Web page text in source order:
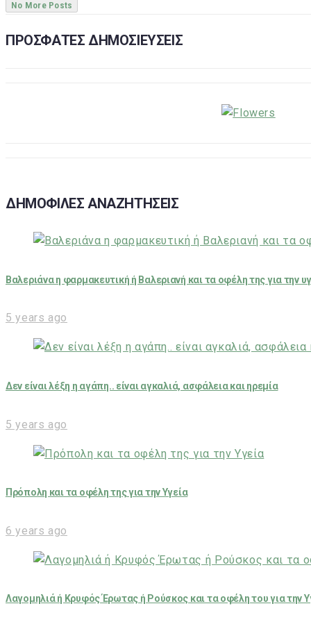
No More Posts
ΠΡΟΣΦΑΤΕΣ ΔΗΜΟΣΙΕΥΣΕΙΣ
ΔΗΜΟΦΙΛΕΣ ΑΝΑΖΗΤΗΣΕΙΣ
Βαλεριάνα η φαρμακευτική ή Βαλεριανή και τα οφέλη της για την
5 years ago
Δεν είναι λέξη η αγάπη.. είναι αγκαλιά, ασφάλεια και ηρεμία
5 years ago
Πρόπολη και τα οφέλη της για την Υγεία
6 years ago
Λαγομηλιά ή Κρυφός Έρωτας ή Ρούσκος και τα οφέλη του για την